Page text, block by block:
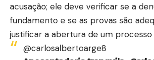
acusação; ele deve verificar se a
fundamento e se as provas são
justificar a abertura de um processo
@carlosalbertoarge8